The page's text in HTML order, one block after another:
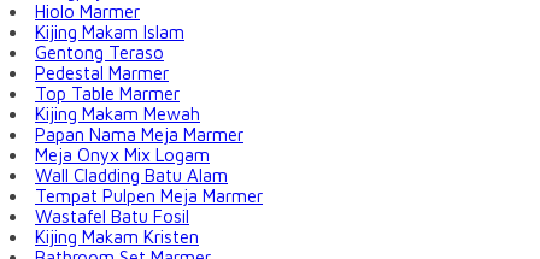
Hiolo Marmer
Kijing Makam Islam
Gentong Teraso
Pedestal Marmer
Top Table Marmer
Kijing Makam Mewah
Papan Nama Meja Marmer
Meja Onyx Mix Logam
Wall Cladding Batu Alam
Tempat Pulpen Meja Marmer
Wastafel Batu Fosil
Kijing Makam Kristen